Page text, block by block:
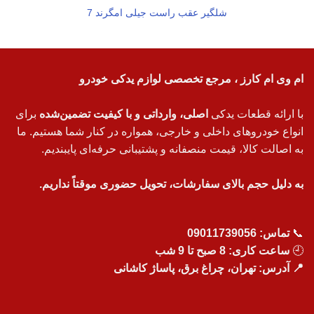
شلگیر عقب راست جیلی امگرند 7
ام وی ام کارز ، مرجع تخصصی لوازم یدکی خودرو
با ارائه قطعات یدکی اصلی، وارداتی و با کیفیت تضمین‌شده برای
انواع خودروهای داخلی و خارجی، همواره در کنار شما هستیم. ما
به اصالت کالا، قیمت منصفانه و پشتیبانی حرفه‌ای پایبندیم.
به دلیل حجم بالای سفارشات، تحویل حضوری موقتاً نداریم.
📞تماس: 09011739056
🕘 ساعت کاری: 8 صبح تا 9 شب
📍 آدرس: تهران، چراغ برق، پاساژ کاشانی